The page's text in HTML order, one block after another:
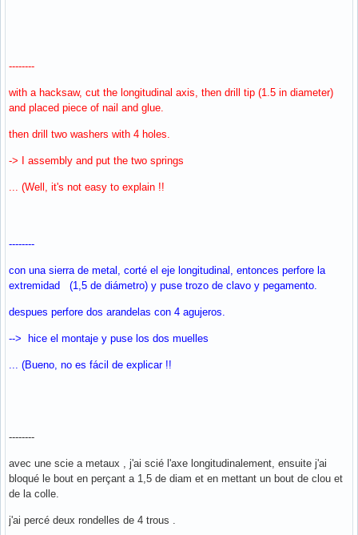
--------
with a hacksaw, cut the longitudinal axis, then drill tip (1.5 in diameter)
and placed piece of nail and glue.
then drill two washers with 4 holes.
-> I assembly and put the two springs
... (Well, it's not easy to explain !!
--------
con una sierra de metal, corté el eje longitudinal, entonces perfore la
extremidad (1,5 de diámetro) y puse trozo de clavo y pegamento.
despues perfore dos arandelas con 4 agujeros.
--> hice el montaje y puse los dos muelles
... (Bueno, no es fácil de explicar !!
--------
avec une scie a metaux , j'ai scié l'axe longitudinalement, ensuite j'ai
bloqué le bout en perçant a 1,5 de diam et en mettant un bout de clou et
de la colle.
j'ai percé deux rondelles de 4 trous .